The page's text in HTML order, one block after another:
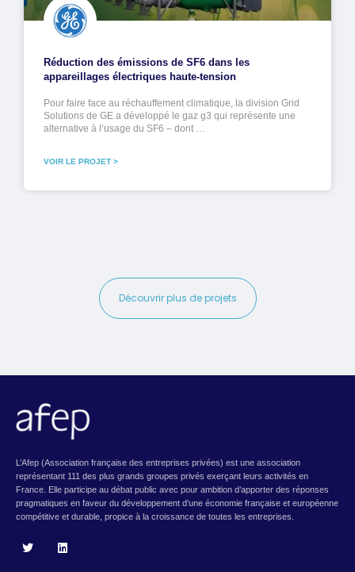
Réduction des émissions de SF6 dans les
appareillages électriques haute-tension
Pour faire face au réchauffement climatique, la division Grid
Solutions de GE a développé le gaz g3 qui représente une
alternative à l’usage du SF6 – dont …
VOIR LE PROJET >
Découvrir plus de projets
L’Afep (Association française des entreprises privées) est une association
représentant 111 des plus grands groupes privés exerçant leurs activités en
France. Elle participe au débat public avec pour ambition d’apporter des réponses
pragmatiques en faveur du développement d’une économie française et européenne
compétitive et durable, propice à la croissance de toutes les entreprises.